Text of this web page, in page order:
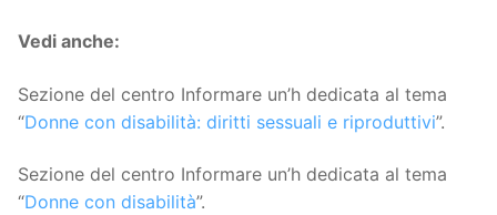
Vedi anche:
Sezione del centro Informare un’h dedicata al tema
“Donne con disabilità: diritti sessuali e riproduttivi”.
Sezione del centro Informare un’h dedicata al tema
“Donne con disabilità”.